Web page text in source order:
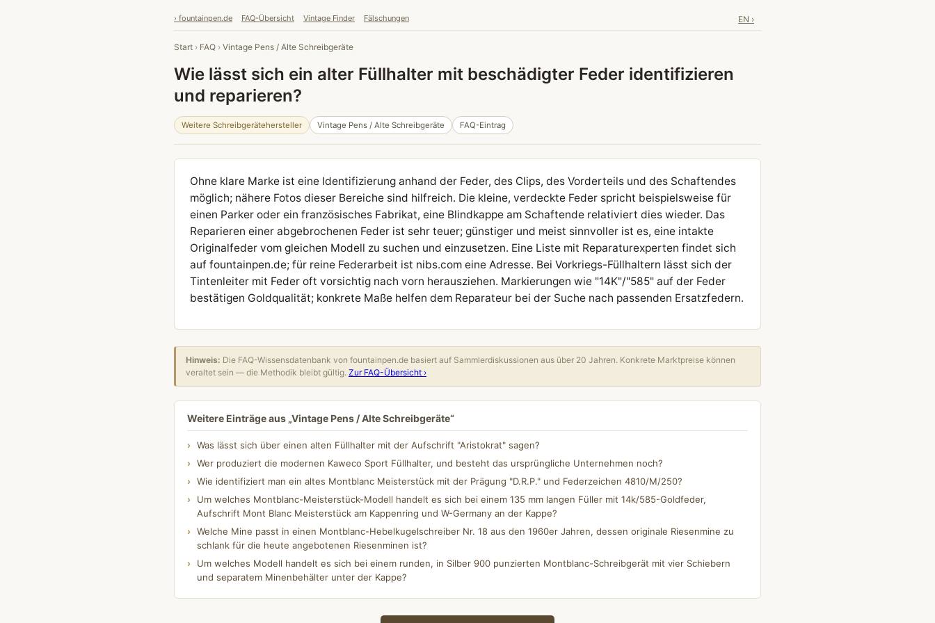
› fountainpen.de FAQ-Übersicht Vintage Finder Fälschungen EN ›
Start › FAQ › Vintage Pens / Alte Schreibgeräte
Wie lässt sich ein alter Füllhalter mit beschädigter Feder identifizieren
und reparieren?
Weitere Schreibgerätehersteller Vintage Pens / Alte Schreibgeräte FAQ-Eintrag
Ohne klare Marke ist eine Identifizierung anhand der Feder, des Clips, des Vorderteils und des Schaftendes
möglich; nähere Fotos dieser Bereiche sind hilfreich. Die kleine, verdeckte Feder spricht beispielsweise für
einen Parker oder ein französisches Fabrikat, eine Blindkappe am Schaftende relativiert dies wieder. Das
Reparieren einer abgebrochenen Feder ist sehr teuer; günstiger und meist sinnvoller ist es, eine intakte
Originalfeder vom gleichen Modell zu suchen und einzusetzen. Eine Liste mit Reparaturexperten findet sich
auf fountainpen.de; für reine Federarbeit ist nibs.com eine Adresse. Bei Vorkriegs-Füllhaltern lässt sich der
Tintenleiter mit Feder oft vorsichtig nach vorn herausziehen. Markierungen wie "14K"/"585" auf der Feder
bestätigen Goldqualität; konkrete Maße helfen dem Reparateur bei der Suche nach passenden Ersatzfedern.
Hinweis: Die FAQ-Wissensdatenbank von fountainpen.de basiert auf Sammlerdiskussionen aus über 20 Jahren. Konkrete Marktpreise können
veraltet sein — die Methodik bleibt gültig. Zur FAQ-Übersicht ›
Weitere Einträge aus „Vintage Pens / Alte Schreibgeräte“
Was lässt sich über einen alten Füllhalter mit der Aufschrift "Aristokrat" sagen?
Wer produziert die modernen Kaweco Sport Füllhalter, und besteht das ursprüngliche Unternehmen noch?
Wie identifiziert man ein altes Montblanc Meisterstück mit der Prägung "D.R.P." und Federzeichen 4810/M/250?
Um welches Montblanc-Meisterstück-Modell handelt es sich bei einem 135 mm langen Füller mit 14k/585-Goldfeder,
Aufschrift Mont Blanc Meisterstück am Kappenring und W-Germany an der Kappe?
Welche Mine passt in einen Montblanc-Hebelkugelschreiber Nr. 18 aus den 1960er Jahren, dessen originale Riesenmine zu
schlank für die heute angebotenen Riesenminen ist?
Um welches Modell handelt es sich bei einem runden, in Silber 900 punzierten Montblanc-Schreibgerät mit vier Schiebern
und separatem Minenbehälter unter der Kappe?